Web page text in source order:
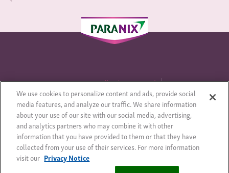
© 2018 - All rights reserved
Πολιτική Προστασίας Προσωπικών Δεδομένων & Πολιτική
Cookies
Όροι & Προϋποθέσεις Χρήσης
Privacy Notice
Cookie Statement
Cookie List Sitemap
We use cookies to personalize content and ads, provide social
media features, and analyze our traffic. We share information
about your use of our site with our social media, advertising,
and analytics partners who may combine it with other
information that you have provided to them or that they have
collected from your use of their services. For more information
visit our Privacy Notice